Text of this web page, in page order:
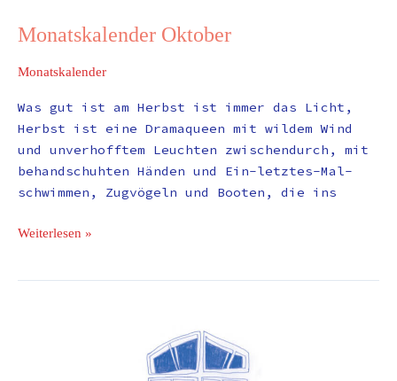
Monatskalender Oktober
Monatskalender
Was gut ist am Herbst ist immer das Licht,
Herbst ist eine Dramaqueen mit wildem Wind
und unverhofftem Leuchten zwischendurch, mit
behandschuhten Händen und Ein-letztes-Mal-
schwimmen, Zugvögeln und Booten, die ins
Weiterlesen »